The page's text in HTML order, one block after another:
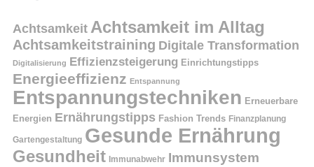
Achtsamkeit Achtsamkeit im Alltag
Achtsamkeitstraining Digitale Transformation
Digitalisierung Effizienzsteigerung Einrichtungstipps
Energieeffizienz Entspannung
Entspannungstechniken Erneuerbare
Energien Ernährungstipps Fashion Trends Finanzplanung
Gartengestaltung Gesunde Ernährung
Gesundheit Immunabwehr Immunsystem